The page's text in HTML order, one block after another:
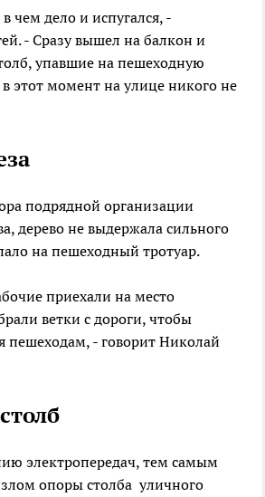
чем дело и испугался, -
- Сразу вышел на балкон и
упавшие на пешеходную
в этот момент на улице никого не
подрядной организации
дерево не выдержала сильного
на пешеходный тротуар.
приехали на место
ветки с дороги, чтобы
пешеходам, - говорит Николай
электропередач, тем самым
опоры столба уличного